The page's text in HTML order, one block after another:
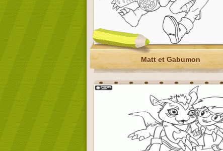
Matt et Gabumon